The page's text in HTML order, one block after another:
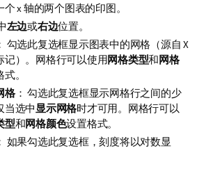
x 轴的两个图表的印图。
左边或右边位置。
勾选此复选框显示图表中的网格（源自 X
记）。网格行可以使用网格类型和网格
。
格： 勾选此复选框显示网格行之间的少
当选中显示网格时才可用。网格行可以
型和网格颜色设置格式。
如果勾选此复选框，刻度将以对数显